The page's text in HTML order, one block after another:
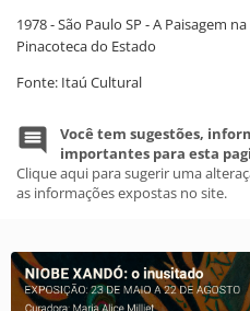
1978 - São Paulo SP - A Paisagem
Pinacoteca do Estado
Fonte: Itaú Cultural
Você tem sugestões,
importantes para esta
Clique aqui para sugerir uma
as informações expostas no site.